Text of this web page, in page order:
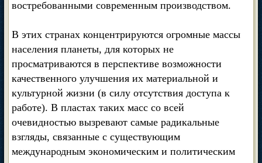
востребованными современным производством.
В этих странах концентрируются огромные массы
населения планеты, для которых не
просматриваются в перспективе возможности
качественного улучшения их материальной и
культурной жизни (в силу отсутствия доступа к
работе). В пластах таких масс со всей
очевидностью вызревают самые радикальные
взгляды, связанные с существующим
международным экономическим и политическим